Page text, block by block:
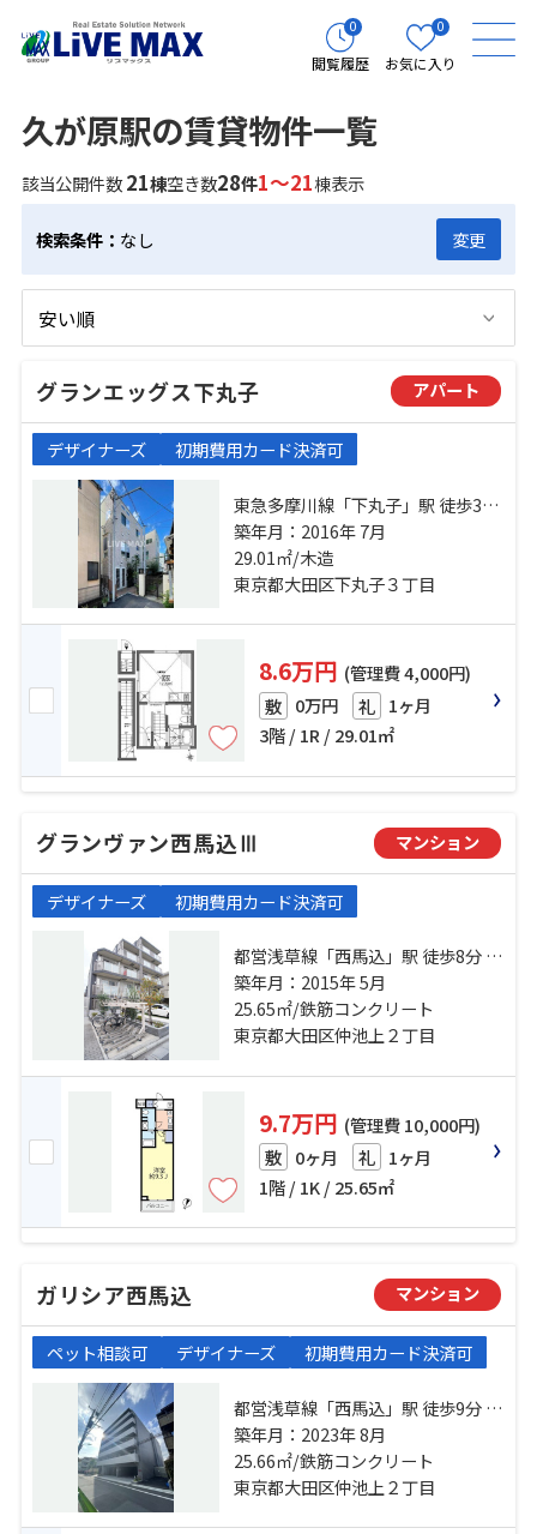
0
閲覧履歴
0
お気に入り
久が原駅の賃貸物件一覧
該当公開件数21棟空き数28件1～21棟表示
検索条件： なし 変更
グランエッグス下丸子 アパート
デザイナーズ 初期費用カード決済可
東急多摩川線「下丸子」駅 徒歩3分
東急池上線「千鳥町」駅 徒歩10分
東急池上線「久が原」駅 徒歩16分
築年月：2016年 7月
29.01㎡/木造
東京都大田区下丸子３丁目
8.6万円 (管理費 4,000円)
敷 0万円 礼 1ヶ月
3階 / 1R / 29.01㎡
グランヴァン西馬込Ⅲ マンション
デザイナーズ 初期費用カード決済可
都営浅草線「西馬込」駅 徒歩8分 東
急池上線「久が原」駅 徒歩20分 東
急池上線「池上」駅 徒歩20分
築年月：2015年 5月
25.65㎡/鉄筋コンクリート
東京都大田区仲池上２丁目
9.7万円 (管理費 10,000円)
敷 0ヶ月 礼 1ヶ月
1階 / 1K / 25.65㎡
ガリシア西馬込 マンション
ペット相談可 デザイナーズ 初期費用カード決済可
都営浅草線「西馬込」駅 徒歩9分 東
急池上線「久が原」駅 徒歩21分 東
急池上線「池上」駅 徒歩22分
築年月：2023年 8月
25.66㎡/鉄筋コンクリート
東京都大田区仲池上２丁目